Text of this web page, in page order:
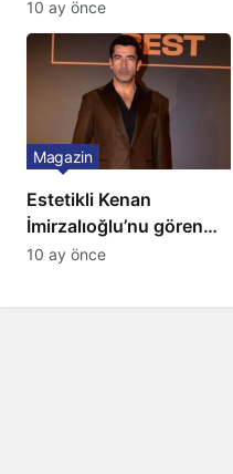
10 ay önce
Estetikli Kenan
İmirzalıoğlu’nu gören
tanıyamıyor: Son hali
Magazin
10 ay önce